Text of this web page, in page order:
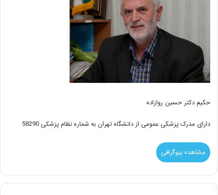
حکیم دکتر حسین روازاده
دارای مدرک پزشکی عمومی از دانشگاه تهران به شماره نظام پزشکی 58290
مشاهده بیوگرافی